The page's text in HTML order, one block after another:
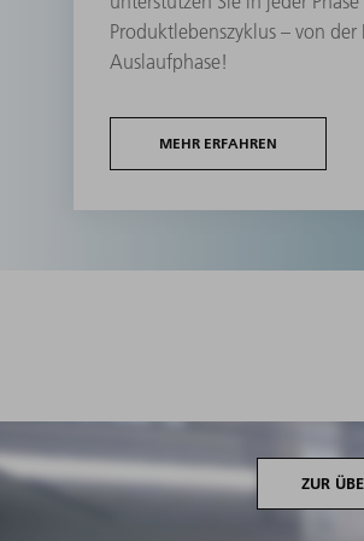
Produktlebenszyklus – von der
Auslaufphase!
MEHR ERFAHREN
ZUR